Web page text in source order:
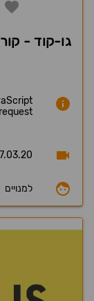
גו-קוד -
למנויים